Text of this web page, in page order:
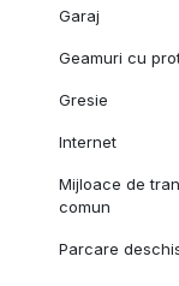
Garaj
Geamuri cu
Gresie
Internet
Mijloace de
comun
Parcare